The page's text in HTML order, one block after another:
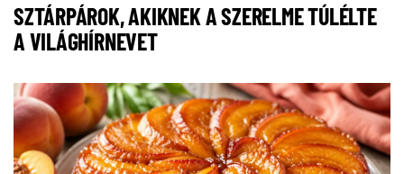
SZTÁRPÁROK, AKIKNEK A SZERELME TÚLÉLTE
A VILÁGHÍRNEVET